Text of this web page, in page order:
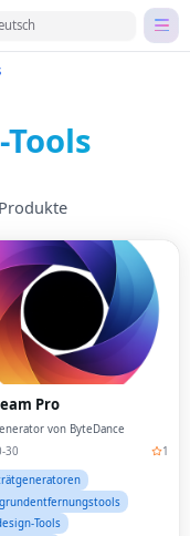
Pro
von ByteDance
30
1
Tools